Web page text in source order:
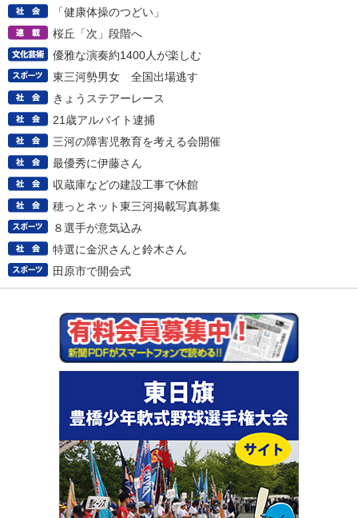
「健康体操のつどい」
桜丘「次」段階へ
優雅な演奏約1400人が楽しむ
東三河勢男女 全国出場逃す
きょうステアーレース
21歳アルバイト逮捕
三河の障害児教育を考える会開催
最優秀に伊藤さん
収蔵庫などの建設工事で休館
穂っとネット東三河掲載写真募集
８選手が意気込み
特選に金沢さんと鈴木さん
田原市で開会式